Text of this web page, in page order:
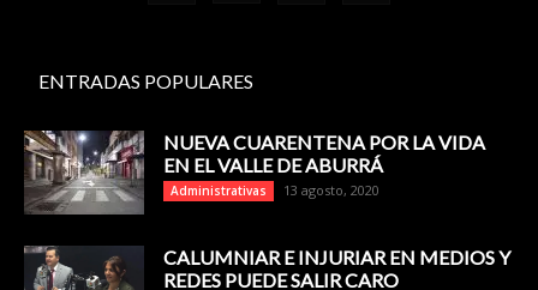
ENTRADAS POPULARES
NUEVA CUARENTENA POR LA VIDA
EN EL VALLE DE ABURRÁ
Administrativas 13 agosto, 2020
CALUMNIAR E INJURIAR EN MEDIOS Y
REDES PUEDE SALIR CARO